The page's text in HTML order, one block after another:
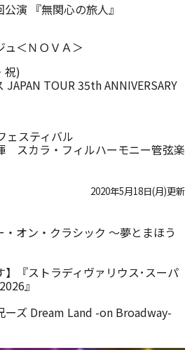
演 『無関心の旅人』
＜ＮＯＶＡ＞
祝)
TOUR 35th ANNIVERSARY
ェスティバル
スカラ・フィルハーモニー管弦楽
2020年5月18日(月)更新
・オン・クラシック ～夢とまほう
】『ストラディヴァリウス･スーパ
』
ーズ Dream Land -on Broadway-